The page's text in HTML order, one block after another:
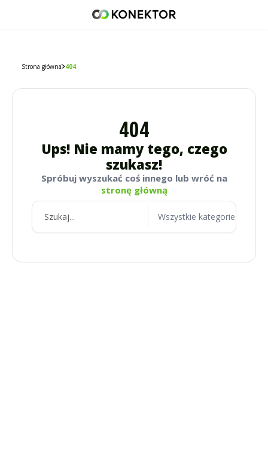
Strona główna 404
404
Ups! Nie mamy tego, czego
szukasz!
Spróbuj wyszukać coś innego lub wróć na
stronę główną